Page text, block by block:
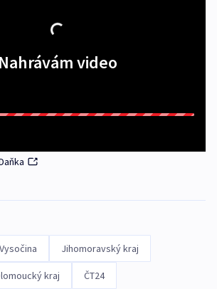
Nahrávám video
Jihomoravský kraj
kraj ČT24